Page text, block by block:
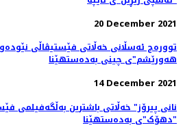
20 December 2021
توورەج ئەسڵانی خەڵاتی فێستیڤاڵی
هەورێشم"ی چینی بەدەستهێنا
14 December 2021
"دهۆک"ی بەدەستهێنا